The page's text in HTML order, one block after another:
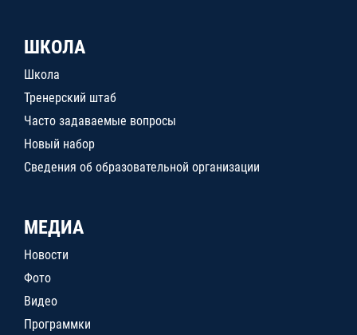
ШКОЛА
Школа
Тренерский штаб
Часто задаваемые вопросы
Новый набор
Сведения об образовательной организации
МЕДИА
Новости
Фото
Видео
Программки